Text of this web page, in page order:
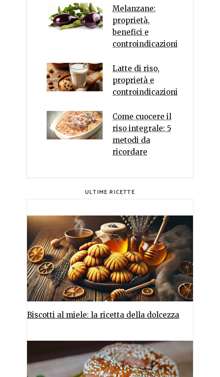
Melanzane:
proprietà,
benefici e
controindicazioni
Latte di riso,
proprietà e
controindicazioni
Come cuocere il
riso integrale: 5
metodi da
ricordare
ULTIME RICETTE
Biscotti al miele: la ricetta della dolcezza